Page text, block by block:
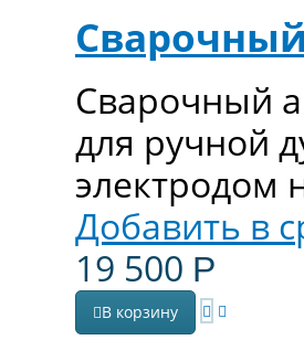
Сварочный
для ручной
электродом
Добавить в
19 500 Р
В корзину